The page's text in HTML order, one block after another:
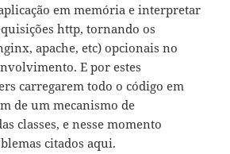
em memória e interpretar
http, tornando os
apache, etc) opcionais no
E por estes
carregarem todo o código em
de um mecanismo de
classes, e nesse momento
citados aqui.